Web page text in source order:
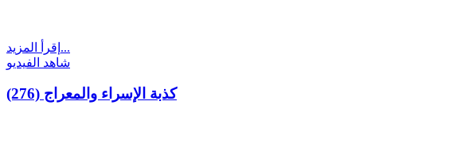
إقرأ المزيد...
شاهد الفيديو
(276) كذبة الإسراء والمعراج